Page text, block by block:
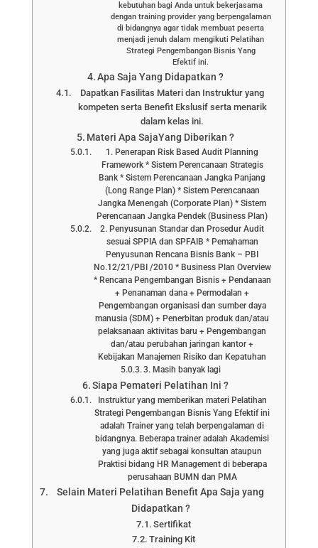
kebutuhan bagi Anda untuk bekerjasama
dengan training provider yang berpengalaman
di bidangnya agar tidak membuat peserta
menjadi jenuh dalam mengikuti Pelatihan
Strategi Pengembangan Bisnis Yang
Efektif ini.
Apa Saja Yang Didapatkan ?
Dapatkan Fasilitas Materi dan Instruktur yang
kompeten serta Benefit Ekslusif serta menarik
dalam kelas ini.
Materi Apa SajaYang Diberikan ?
1. Penerapan Risk Based Audit Planning
Framework * Sistem Perencanaan Strategis
Bank * Sistem Perencanaan Jangka Panjang
(Long Range Plan) * Sistem Perencanaan
Jangka Menengah (Corporate Plan) * Sistem
Perencanaan Jangka Pendek (Business Plan)
2. Penyusunan Standar dan Prosedur Audit
sesuai SPPIA dan SPFAIB * Pemahaman
Penyusunan Rencana Bisnis Bank – PBI
No.12/21/PBI /2010 * Business Plan Overview
* Rencana Pengembangan Bisnis + Pendanaan
+ Penanaman dana + Permodalan +
Pengembangan organisasi dan sumber daya
manusia (SDM) + Penerbitan produk dan/atau
pelaksanaan aktivitas baru + Pengembangan
dan/atau perubahan jaringan kantor +
Kebijakan Manajemen Risiko dan Kepatuhan
3. Masih banyak lagi
Siapa Pemateri Pelatihan Ini ?
Instruktur yang memberikan materi Pelatihan
Strategi Pengembangan Bisnis Yang Efektif ini
adalah Trainer yang telah berpengalaman di
bidangnya. Beberapa trainer adalah Akademisi
yang juga aktif sebagai konsultan ataupun
Praktisi bidang HR Management di beberapa
perusahaan BUMN dan PMA
Selain Materi Pelatihan Benefit Apa Saja yang
Didapatkan ?
Sertifikat
Training Kit